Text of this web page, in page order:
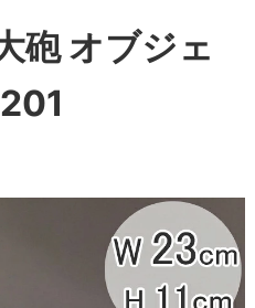
砲 オブジェ